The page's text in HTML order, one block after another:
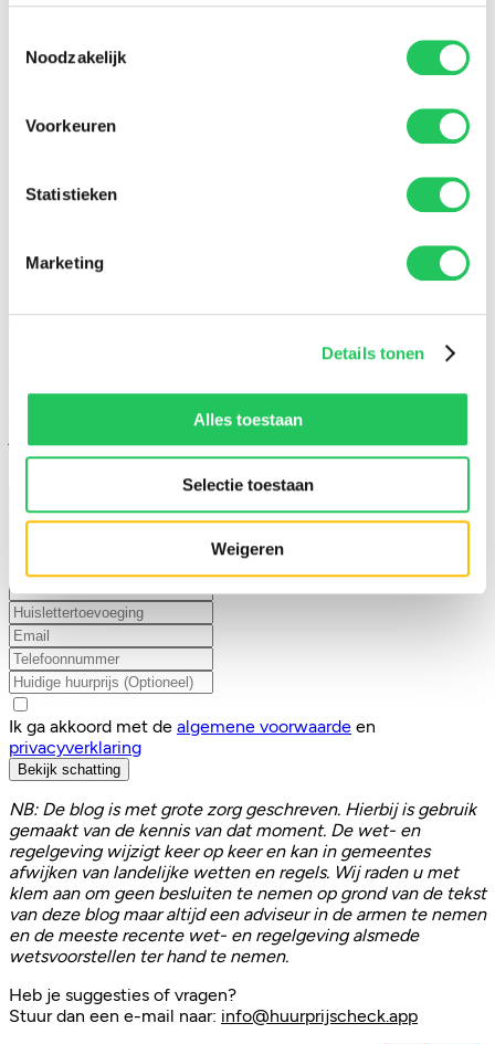
Noodzakelijk
Voorkeuren
Statistieken
Marketing
Details tonen
Alles toestaan
Selectie toestaan
Weigeren
hieronder de adresgegevens in. Vervolgens halen we de
gegevens op uit de BAG. Indien deze niet beschikt over de
handmatig aan te vullen.
Onzelfstandige woonruimte
Ik ben verhuurder
Ik ben huurder
Ik ga akkoord met de algemene voorwaarde en
privacyverklaring
Bekijk schatting
NB: De blog is met grote zorg geschreven. Hierbij is gebruik
gemaakt van de kennis van dat moment. De wet- en
regelgeving wijzigt keer op keer en kan in gemeentes
afwijken van landelijke wetten en regels. Wij raden u met
klem aan om geen besluiten te nemen op grond van de tekst
van deze blog maar altijd een adviseur in de armen te nemen
en de meeste recente wet- en regelgeving alsmede
wetsvoorstellen ter hand te nemen.
Heb je suggesties of vragen?
Stuur dan een e-mail naar: info@huurprijscheck.app